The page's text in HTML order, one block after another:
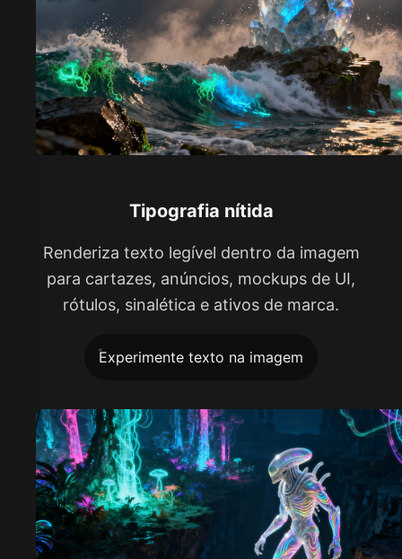
Tipografia nítida
Renderiza texto legível dentro da imagem
para cartazes, anúncios, mockups de UI,
rótulos, sinalética e ativos de marca.
Experimente texto na imagem